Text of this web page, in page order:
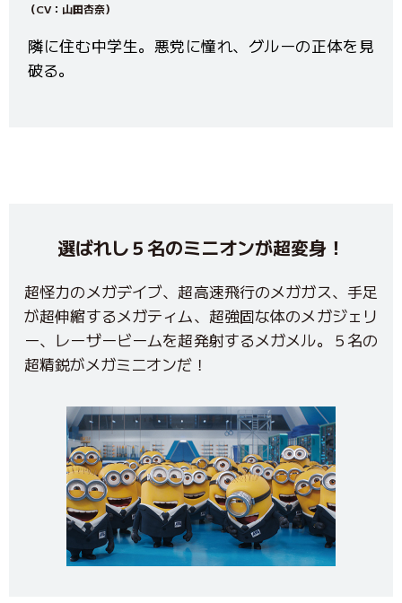
（CV：山田杏奈）
隣に住む中学生。悪党に憧れ、グルーの正体を見
破る。
選ばれし５名のミニオンが超変身！
超怪力のメガデイブ、超高速飛行のメガガス、手足
が超伸縮するメガティム、超強固な体のメガジェリ
ー、レーザービームを超発射するメガメル。５名の
超精鋭がメガミニオンだ！